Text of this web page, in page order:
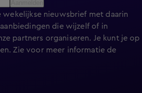
wekelijkse nieuwsbrief met daarin
die wijzelf of in
partners organiseren. Je kunt je op
Zie voor meer informatie de